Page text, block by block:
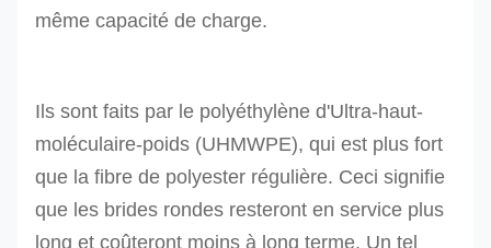
même capacité de charge.
Ils sont faits par le polyéthylène d'Ultra-haut-
moléculaire-poids (UHMWPE), qui est plus fort
que la fibre de polyester régulière. Ceci signifie
que les brides rondes resteront en service plus
long et coûteront moins à long terme. Un tel